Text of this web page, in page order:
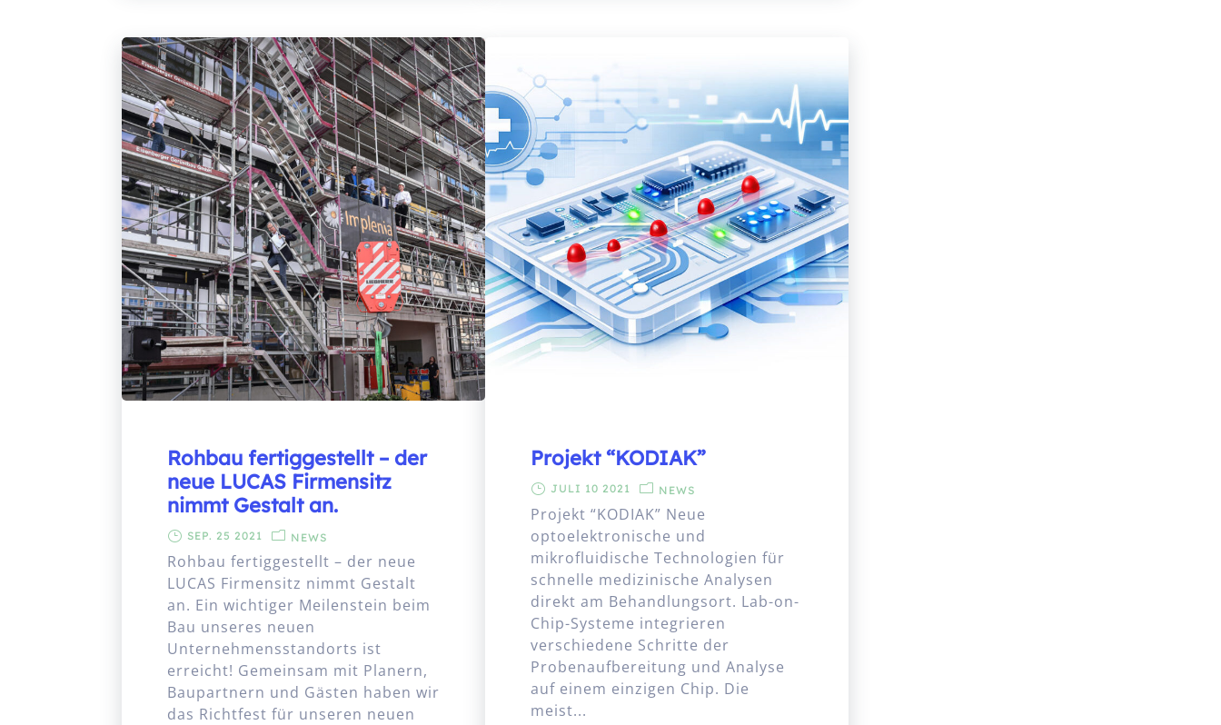
Rohbau fertiggestellt – der
neue LUCAS Firmensitz
nimmt Gestalt an.
SEP. 25 2021 NEWS
Rohbau fertiggestellt – der neue
LUCAS Firmensitz nimmt Gestalt
an. Ein wichtiger Meilenstein beim
Bau unseres neuen
Unternehmensstandorts ist
erreicht! Gemeinsam mit Planern,
Baupartnern und Gästen haben wir
das Richtfest für unseren neuen
Projekt “KODIAK”
JULI 10 2021 NEWS
Projekt “KODIAK” Neue
optoelektronische und
mikrofluidische Technologien für
schnelle medizinische Analysen
direkt am Behandlungsort. Lab-on-
Chip-Systeme integrieren
verschiedene Schritte der
Probenaufbereitung und Analyse
auf einem einzigen Chip. Die
meist...